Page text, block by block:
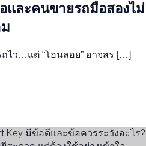
และคนขายรถมือสองไม่
ไว…แต่ “โอนลอย” อาจสร […]